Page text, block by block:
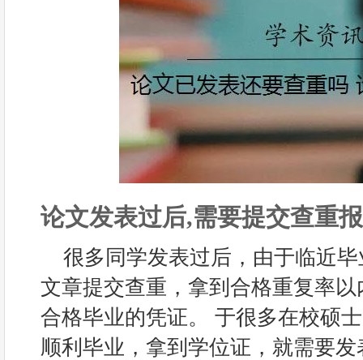
论文发表过后,需要提交查重
很多同学发表过后，由于临近
文章提交查重，拿到合格重复率
合格毕业的凭证。 于很多在校硕
顺利毕业，拿到学位证，就需要